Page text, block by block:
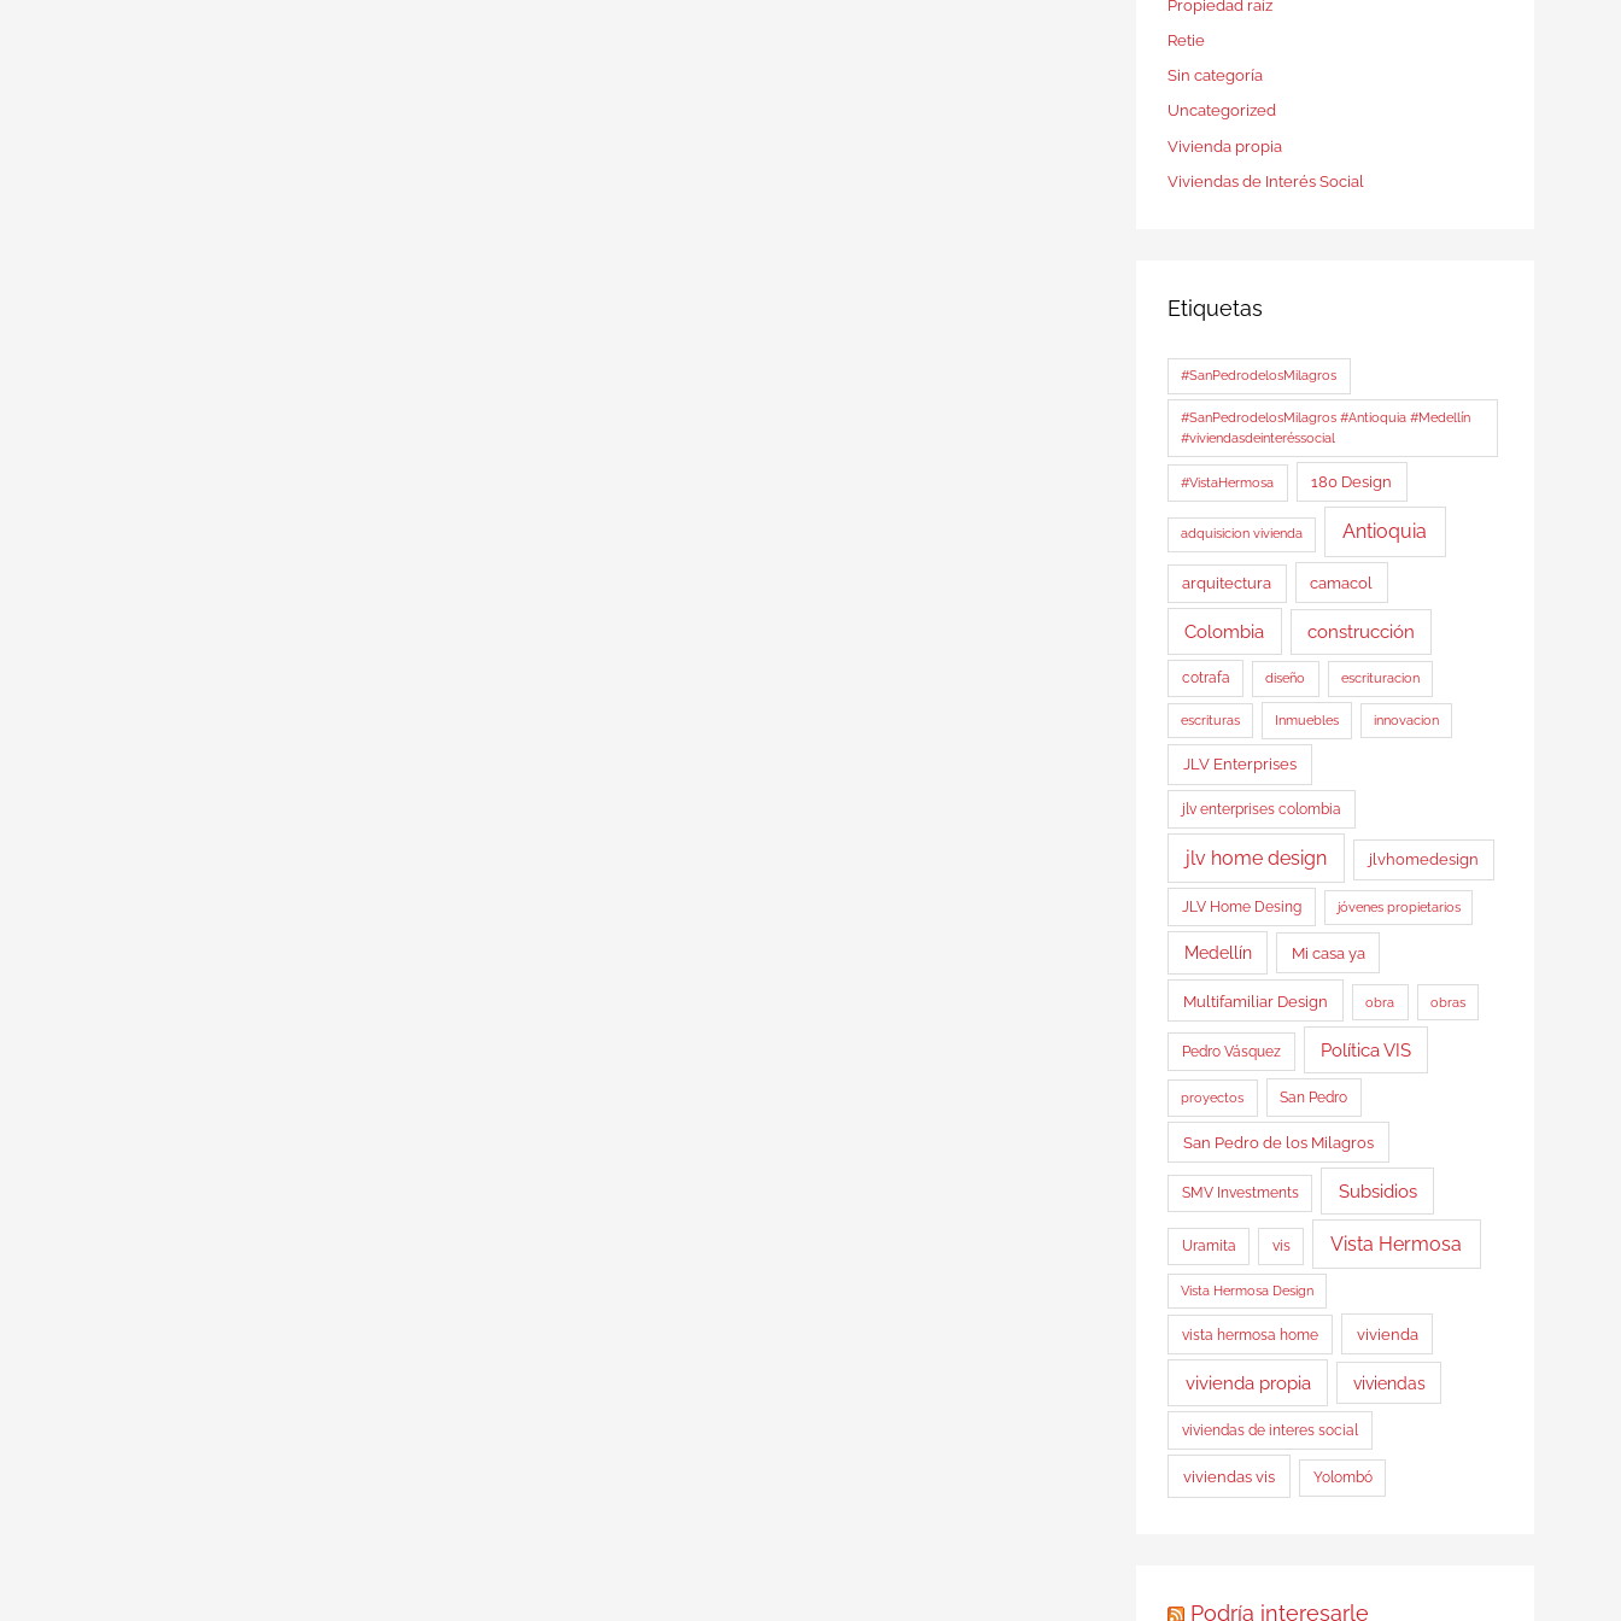
Propiedad raíz
Retie
Sin categoría
Uncategorized
Vivienda propia
Viviendas de Interés Social
Etiquetas
#SanPedrodelosMilagros
#SanPedrodelosMilagros #Antioquia #Medellín
#viviendasdeinteréssocial
#VistaHermosa 180 Design
adquisicion vivienda Antioquia
arquitectura camacol
Colombia construcción
cotrafa diseño escrituracion
escrituras Inmuebles innovacion
JLV Enterprises
jlv enterprises colombia
jlv home design jlvhomedesign
JLV Home Desing jóvenes propietarios
Medellín Mi casa ya
Multifamiliar Design obra obras
Pedro Vásquez Política VIS
proyectos San Pedro
San Pedro de los Milagros
SMV Investments Subsidios
Uramita vis Vista Hermosa
Vista Hermosa Design
vista hermosa home vivienda
vivienda propia viviendas
viviendas de interes social
viviendas vis Yolombó
Podría interesarle